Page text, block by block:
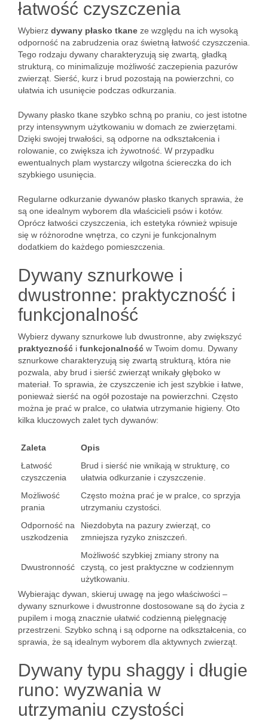
łatwość czyszczenia
Wybierz dywany płasko tkane ze względu na ich wysoką
odporność na zabrudzenia oraz świetną łatwość czyszczenia.
Tego rodzaju dywany charakteryzują się zwartą, gładką
strukturą, co minimalizuje możliwość zaczepienia pazurów
zwierząt. Sierść, kurz i brud pozostają na powierzchni, co
ułatwia ich usunięcie podczas odkurzania.
Dywany płasko tkane szybko schną po praniu, co jest istotne
przy intensywnym użytkowaniu w domach ze zwierzętami.
Dzięki swojej trwałości, są odporne na odkształcenia i
rolowanie, co zwiększa ich żywotność. W przypadku
ewentualnych plam wystarczy wilgotna ściereczka do ich
szybkiego usunięcia.
Regularne odkurzanie dywanów płasko tkanych sprawia, że
są one idealnym wyborem dla właścicieli psów i kotów.
Oprócz łatwości czyszczenia, ich estetyka również wpisuje
się w różnorodne wnętrza, co czyni je funkcjonalnym
dodatkiem do każdego pomieszczenia.
Dywany sznurkowe i
dwustronne: praktyczność i
funkcjonalność
Wybierz dywany sznurkowe lub dwustronne, aby zwiększyć
praktyczność i funkcjonalność w Twoim domu. Dywany
sznurkowe charakteryzują się zwartą strukturą, która nie
pozwala, aby brud i sierść zwierząt wnikały głęboko w
materiał. To sprawia, że czyszczenie ich jest szybkie i łatwe,
ponieważ sierść na ogół pozostaje na powierzchni. Często
można je prać w pralce, co ułatwia utrzymanie higieny. Oto
kilka kluczowych zalet tych dywanów:
Zaleta
Opis
Łatwość
czyszczenia
Brud i sierść nie wnikają w strukturę, co
ułatwia odkurzanie i czyszczenie.
Możliwość
prania
Często można prać je w pralce, co sprzyja
utrzymaniu czystości.
Odporność na
uszkodzenia
Niezdobyta na pazury zwierząt, co
zmniejsza ryzyko zniszczeń.
Dwustronność
Możliwość szybkiej zmiany strony na
czystą, co jest praktyczne w codziennym
użytkowaniu.
Wybierając dywan, skieruj uwagę na jego właściwości –
dywany sznurkowe i dwustronne dostosowane są do życia z
pupilem i mogą znacznie ułatwić codzienną pielęgnację
przestrzeni. Szybko schną i są odporne na odkształcenia, co
sprawia, że są idealnym wyborem dla aktywnych zwierząt.
Dywany typu shaggy i długie
runo: wyzwania w
utrzymaniu czystości